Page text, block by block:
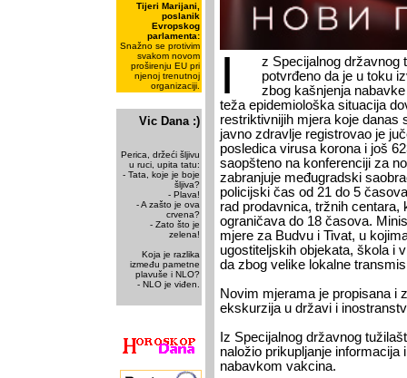
Tijeri Marijani,
poslanik
Evropskog
parlamenta:
Snažno se protivim
svakom novom
proširenju EU pri
njenoj trenutnoj
organizaciji.
Vic Dana :)
Perica, držeći šljivu
u ruci, upita tatu:
- Tata, koje je boje
šljiva?
- Plava!
- A zašto je ova
crvena?
- Zato što je
zelena!
Koja je razlika
između pametne
plavuše i NLO?
- NLO je viđen.
I
z Specijalnog državnog
potvrđeno da je u toku
zbog kašnjenja
teža epidemiološka situacija
restriktivnijih mjera koje danas
javno zdravlje registrovao je
posledica virusa korona i još
saopšteno na konferenciji za
zabranjuje međugradski
policijski čas od 21 do 5
rad prodavnica, tržnih centara,
ograničava do 18 časova.
mjere za Budvu i Tivat, u
ugostiteljskih objekata, škola i
da zbog velike lokalne
Novim mjerama je propisana i
ekskurzija u državi i
Iz Specijalnog državnog
naložio prikupljanje
nabavkom vakcina.